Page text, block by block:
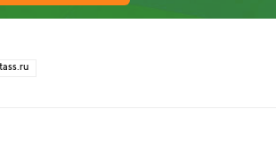
tass.ru